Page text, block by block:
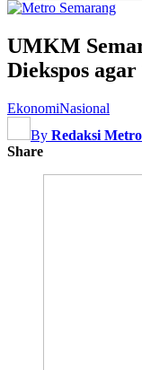
UMKM
Diekspos
EkonomiNasional
By Redaksi
Share